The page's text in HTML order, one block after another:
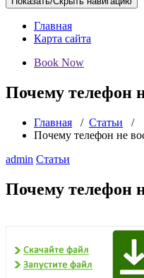
Главная
Карта сайта
Book Now
Почему телефон
Главная / Статьи /
Почему телефон не
admin Статьи
Почему телефон